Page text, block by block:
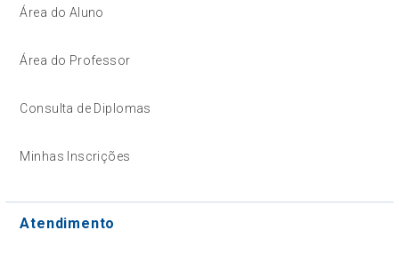
Área do Aluno
Área do Professor
Consulta de Diplomas
Minhas Inscrições
Atendimento